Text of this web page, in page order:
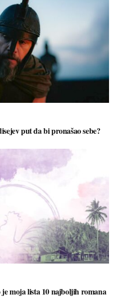
put da bi pronašao sebe?
moja lista 10 najboljih romana